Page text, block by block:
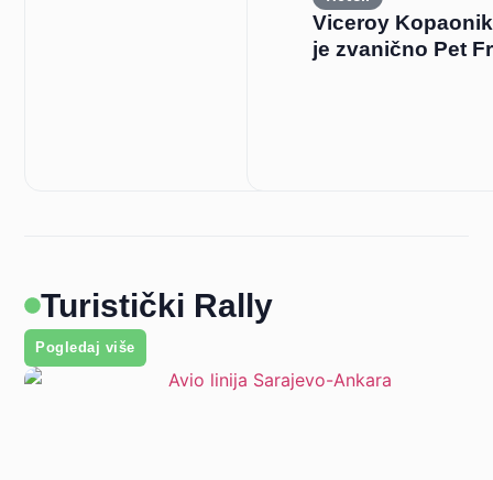
Viceroy
je zvanično Pet
Turistički Rally
Pogledaj više